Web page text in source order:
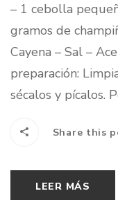
– 1 cebolla
gramos de
Cayena – Sal –
preparación:
sécalos y pícalos.
LEER MÁS
Share this